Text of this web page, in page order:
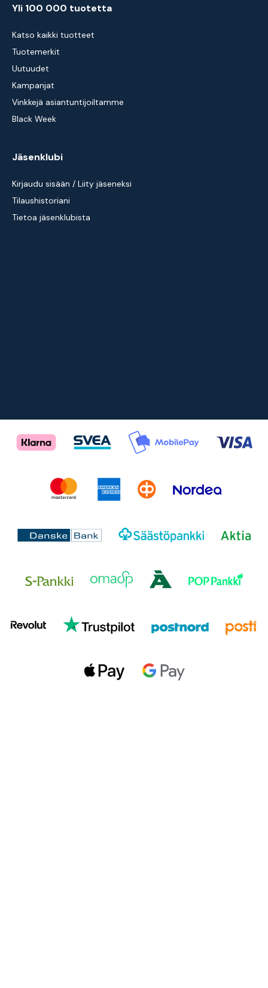
Yli 100 000 tuotetta
Katso kaikki tuotteet
Tuotemerkit
Uutuudet
Kampanjat
Vinkkejä asiantuntijoiltamme
Black Week
Jäsenklubi
Kirjaudu sisään / Liity jäseneksi
Tilaushistoriani
Tietoa jäsenklubista